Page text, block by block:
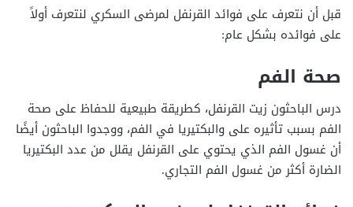
قبل أن نتعرف على فوائد القرنفل لمرضى السكري لنتعرف أولاً
على فوائده بشكل عام:
صحة الفم
درس الباحثون زيت القرنفل، كطريقة طبيعية للحفاظ على صحة
الفم بسبب تأثيره على والبكتيريا في الفم، ووجدوا الباحثون أيضًا
أن غسول الفم الذي يحتوي على القرنفل يقلل من عدد البكتيريا
الضارة أكثر من غسول الفم التجاري.